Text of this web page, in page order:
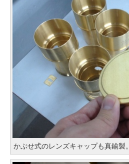
かぶせ式のレンズキャップも真鍮製。